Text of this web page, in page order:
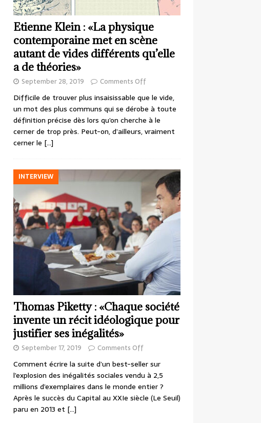
Etienne Klein : «La physique
contemporaine met en scène
autant de vides différents qu’elle
a de théories»
September 28, 2019 Comments Off
Difficile de trouver plus insaisissable que le vide,
un mot des plus communs qui se dérobe à toute
définition précise dès lors qu’on cherche à le
cerner de trop près. Peut-on, d’ailleurs, vraiment
cerner le […]
INTERVIEW
Thomas Piketty : «Chaque société
invente un récit idéologique pour
justifier ses inégalités»
September 17, 2019 Comments Off
Comment écrire la suite d’un best-seller sur
l’explosion des inégalités sociales vendu à 2,5
millions d’exemplaires dans le monde entier ?
Après le succès du Capital au XXIe siècle (Le Seuil)
paru en 2013 et […]